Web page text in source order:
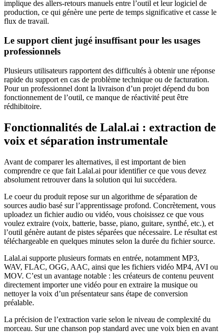
implique des allers-retours manuels entre l’outil et leur logiciel de
production, ce qui génère une perte de temps significative et casse le
flux de travail.
Le support client jugé insuffisant pour les usages
professionnels
Plusieurs utilisateurs rapportent des difficultés à obtenir une réponse
rapide du support en cas de problème technique ou de facturation.
Pour un professionnel dont la livraison d’un projet dépend du bon
fonctionnement de l’outil, ce manque de réactivité peut être
rédhibitoire.
Fonctionnalités de Lalal.ai : extraction de
voix et séparation instrumentale
Avant de comparer les alternatives, il est important de bien
comprendre ce que fait Lalal.ai pour identifier ce que vous devez
absolument retrouver dans la solution qui lui succédera.
Le coeur du produit repose sur un algorithme de séparation de
sources audio basé sur l’apprentissage profond. Concrètement, vous
uploadez un fichier audio ou vidéo, vous choisissez ce que vous
voulez extraire (voix, batterie, basse, piano, guitare, synthé, etc.), et
l’outil génère autant de pistes séparées que nécessaire. Le résultat est
téléchargeable en quelques minutes selon la durée du fichier source.
Lalal.ai supporte plusieurs formats en entrée, notamment MP3,
WAV, FLAC, OGG, AAC, ainsi que les fichiers vidéo MP4, AVI ou
MOV. C’est un avantage notable : les créateurs de contenu peuvent
directement importer une vidéo pour en extraire la musique ou
nettoyer la voix d’un présentateur sans étape de conversion
préalable.
La précision de l’extraction varie selon le niveau de complexité du
morceau. Sur une chanson pop standard avec une voix bien en avant